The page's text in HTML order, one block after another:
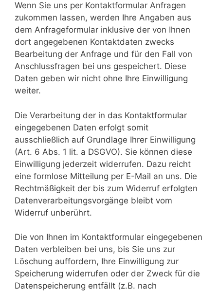
Wenn Sie uns per Kontaktformular Anfragen
zukommen lassen, werden Ihre Angaben aus
dem Anfrageformular inklusive der von Ihnen
dort angegebenen Kontaktdaten zwecks
Bearbeitung der Anfrage und für den Fall von
Anschlussfragen bei uns gespeichert. Diese
Daten geben wir nicht ohne Ihre Einwilligung
weiter.
Die Verarbeitung der in das Kontaktformular
eingegebenen Daten erfolgt somit
ausschließlich auf Grundlage Ihrer Einwilligung
(Art. 6 Abs. 1 lit. a DSGVO). Sie können diese
Einwilligung jederzeit widerrufen. Dazu reicht
eine formlose Mitteilung per E-Mail an uns. Die
Rechtmäßigkeit der bis zum Widerruf erfolgten
Datenverarbeitungsvorgänge bleibt vom
Widerruf unberührt.
Die von Ihnen im Kontaktformular eingegebenen
Daten verbleiben bei uns, bis Sie uns zur
Löschung auffordern, Ihre Einwilligung zur
Speicherung widerrufen oder der Zweck für die
Datenspeicherung entfällt (z.B. nach